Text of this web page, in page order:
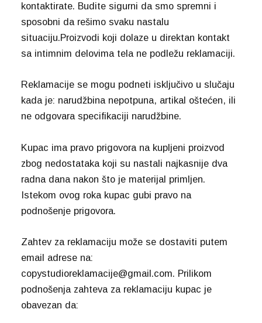
kontaktirate. Budite sigurni da smo spremni i
sposobni da rešimo svaku nastalu
situaciju.Proizvodi koji dolaze u direktan kontakt
sa intimnim delovima tela ne podležu reklamaciji.
Reklamacije se mogu podneti isključivo u slučaju
kada je: narudžbina nepotpuna, artikal oštećen, ili
ne odgovara specifikaciji narudžbine.
Kupac ima pravo prigovora na kupljeni proizvod
zbog nedostataka koji su nastali najkasnije dva
radna dana nakon što je materijal primljen.
Istekom ovog roka kupac gubi pravo na
podnošenje prigovora.
Zahtev za reklamaciju može se dostaviti putem
email adrese na:
copystudioreklamacije@gmail.com. Prilikom
podnošenja zahteva za reklamaciju kupac je
obavezan da: